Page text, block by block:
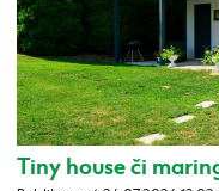
Tiny house či